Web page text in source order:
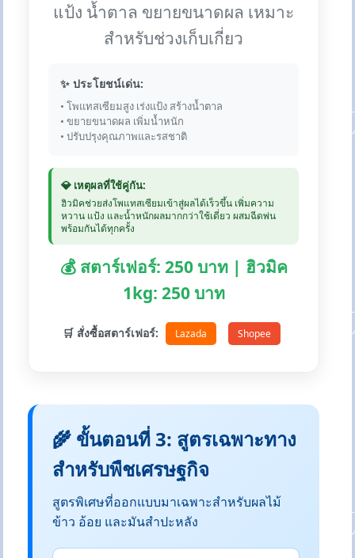
แป้ง น้ำตาล ขยายขนาดผล เหมาะ
สำหรับช่วงเก็บเกี่ยว
✨ ประโยชน์เด่น:
• โพแทสเซียมสูง เร่งแป้ง สร้างน้ำตาล
• ขยายขนาดผล เพิ่มน้ำหนัก
• ปรับปรุงคุณภาพและรสชาติ
💎 เหตุผลที่ใช้คู่กัน:
ฮิวมิคช่วยส่งโพแทสเซียมเข้าสู่ผลได้เร็วขึ้น เพิ่มความ
หวาน แป้ง และน้ำหนักผลมากกว่าใช้เดี่ยว ผสมฉีดพ่น
พร้อมกันได้ทุกครั้ง
💰 สตาร์เฟอร์: 250 บาท | ฮิวมิค
1kg: 250 บาท
🛒 สั่งซื้อสตาร์เฟอร์: Lazada Shopee
🌾 ขั้นตอนที่ 3: สูตรเฉพาะทาง
สำหรับพืชเศรษฐกิจ
สูตรพิเศษที่ออกแบบมาเฉพาะสำหรับผลไม้
ข้าว อ้อย และมันสำปะหลัง